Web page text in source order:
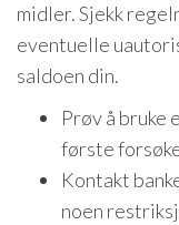
midler. Sjekk
eventuelle
saldoen din.
Prøv å bruke
første
Kontakt
noen